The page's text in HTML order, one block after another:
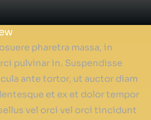
pharetra massa, in
pulvinar in. Suspendisse
ante tortor, ut auctor diam
et ex et dolor tempor
vel orci vel orci tincidunt